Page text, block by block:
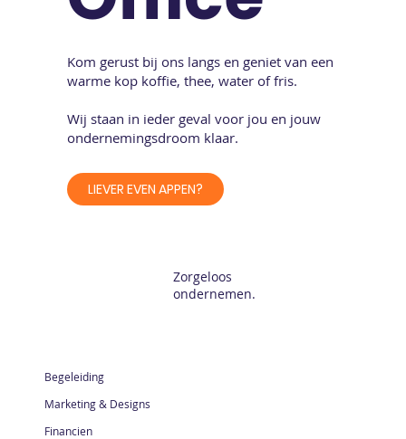
Kom gerust bij ons langs en geniet van een
warme kop koffie, thee, water of fris.
Wij staan in ieder geval voor jou en jouw
ondernemingsdroom klaar.
LIEVER EVEN APPEN?
Zorgeloos
ondernemen.
Begeleiding
Marketing & Designs
Financien